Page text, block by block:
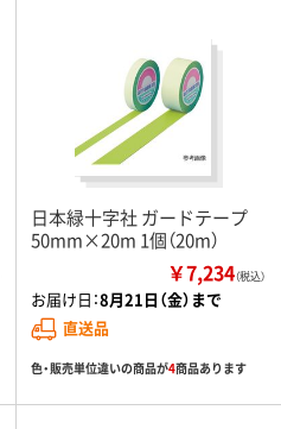
日本緑十字社 ガードテープ
50mm×20m 1個（20m）
￥7,234（税込）
お届け日：8月21日（金）まで
直送品
色・販売単位違いの商品が4商品あります